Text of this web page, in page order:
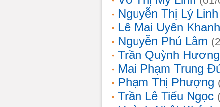
Nguyễn Thị Lý Linh
Lê Mai Uyên Khanh
Nguyễn Phú Lâm
Trần Quỳnh Hương
Mai Phạm Trung
Phạm Thị Phượng
Trần Lê Tiểu Ngọc